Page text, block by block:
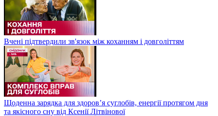
Вчені підтвердили зв'язок між коханням і довголіттям
Щоденна зарядка для здоров’я суглобів, енергії протягом дня
та якісного сну від Ксенії Літвінової